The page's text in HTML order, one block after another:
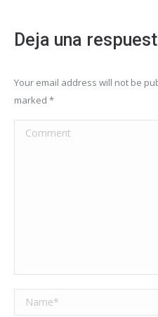
Deja una
Your email address will not be
marked *
Comment
Name *